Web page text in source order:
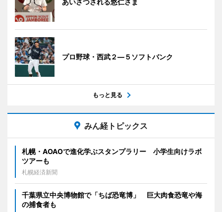
あいさつされる悠仁さま
プロ野球・西武２―５ソフトバンク
もっと見る
みん経トピックス
札幌・AOAOで進化学ぶスタンプラリー 小学生向けラボ
ツアーも
札幌経済新聞
千葉県立中央博物館で「ちば恐竜博」 巨大肉食恐竜や海
の捕食者も